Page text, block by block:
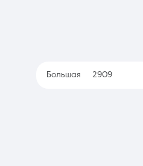
Большая 2909